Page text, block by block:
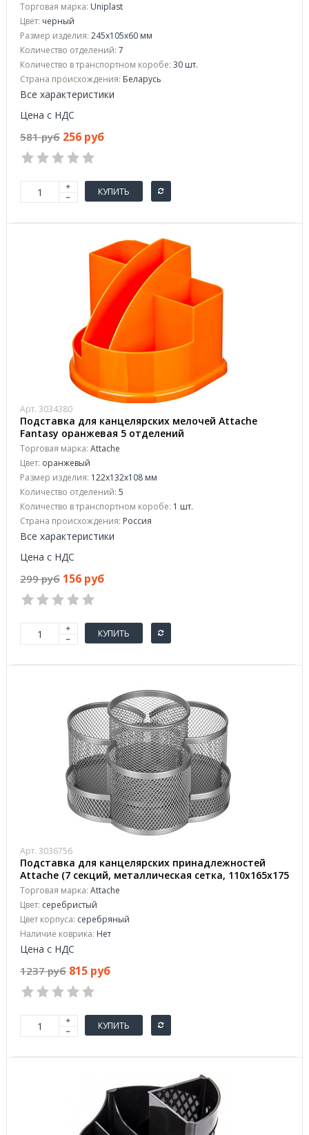
Торговая марка: Uniplast
Цвет: черный
Размер изделия: 245x105x60 мм
Количество отделений: 7
Количество в транспортном коробе: 30 шт.
Страна происхождения: Беларусь
Все характеристики
Цена с НДС
581 руб 256 руб
КУПИТЬ
Арт. 3034380
Подставка для канцелярских мелочей Attache
Fantasy оранжевая 5 отделений
Торговая марка: Attache
Цвет: оранжевый
Размер изделия: 122x132x108 мм
Количество отделений: 5
Количество в транспортном коробе: 1 шт.
Страна происхождения: Россия
Все характеристики
Цена с НДС
299 руб 156 руб
КУПИТЬ
Арт. 3036756
Подставка для канцелярских принадлежностей
Attache (7 секций, металлическая сетка, 110x165x175
мм, серебро)
Торговая марка: Attache
Цвет: серебристый
Цвет корпуса: серебряный
Наличие коврика: Нет
Цена с НДС
1237 руб 815 руб
КУПИТЬ